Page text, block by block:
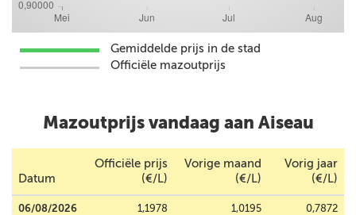
Gemiddelde prijs in de stad
Officiële mazoutprijs
Mazoutprijs vandaag aan Aiseau
Datum
Officiële prijs
(€/L)
Vorige maand
(€/L)
Vorig jaar
(€/L)
06/08/2026 1,1978 1,0195 0,7872